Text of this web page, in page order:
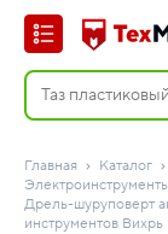
Главная Каталог
Электроинструменты
Дрель-шуруповерт
инструментов Вихрь